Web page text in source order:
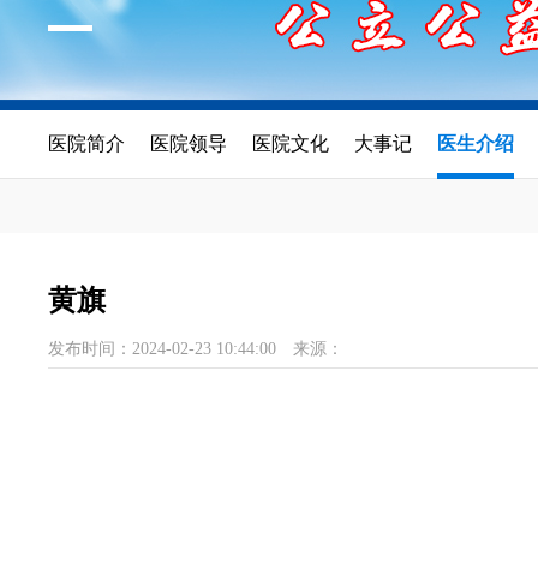
医院简介 医院领导 医院文化 大事记 医生介绍
黄旗
发布时间：2024-02-23 10:44:00 来源：